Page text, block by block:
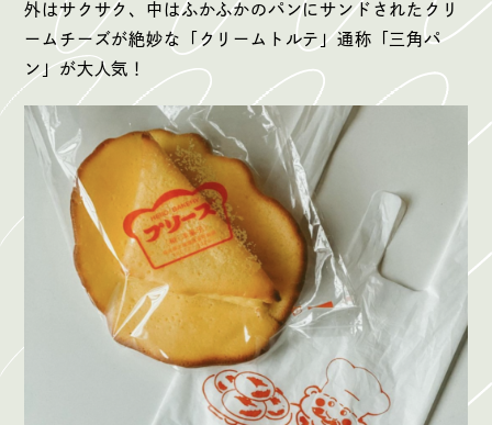
外はサクサク、中はふかふかのパンにサンドされたクリ
ームチーズが絶妙な「クリームトルテ」通称「三角パ
ン」が大人気！